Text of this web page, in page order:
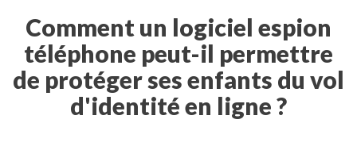
Comment un logiciel espion
téléphone peut-il permettre
de protéger ses enfants du vol
d'identité en ligne ?